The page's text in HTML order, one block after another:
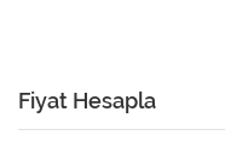
Fiyat Hesapla